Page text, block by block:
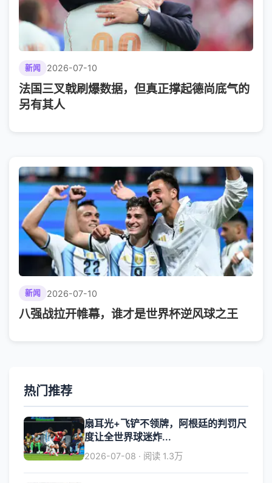
新闻 2026-07-10
法国三叉戟刷爆数据，但真正撑起德尚底气的
另有其人
新闻 2026-07-10
八强战拉开帷幕，谁才是世界杯逆风球之王
热门推荐
扇耳光+飞铲不领牌，阿根廷的判罚尺
度让全世界球迷炸...
2026-07-08 · 阅读 1.3万